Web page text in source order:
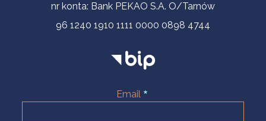
nr konta: Bank PEKAO S.A. O/Tarnów
96 1240 1910 1111 0000 0898 4744
Email